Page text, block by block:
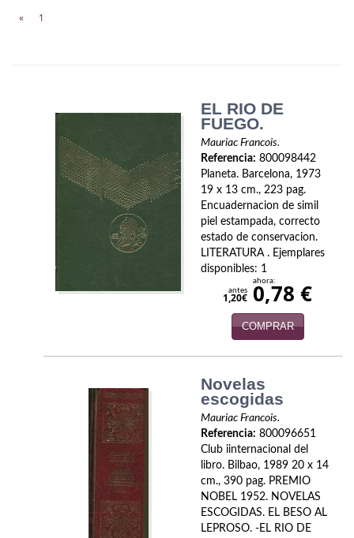
Cuentos y relatos
Deportes
Divulgación científica
« 1
EL RIO DE
FUEGO.
Mauriac Francois.
Referencia: 800098442
Planeta. Barcelona, 1973
19 x 13 cm., 223 pag.
Encuadernacion de simil
piel estampada, correcto
estado de conservacion.
LITERATURA . Ejemplares
disponibles: 1
antes
1,20€
ahora:
0,78 €
COMPRAR
Novelas
escogidas
Mauriac Francois.
Referencia: 800096651
Club iinternacional del
libro. Bilbao, 1989 20 x 14
cm., 390 pag. PREMIO
NOBEL 1952. NOVELAS
ESCOGIDAS. EL BESO AL
LEPROSO. -EL RIO DE